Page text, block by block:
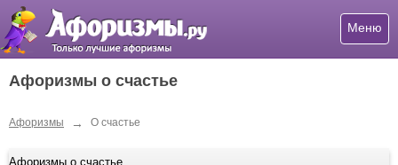
Меню
Афоризмы о счастье
Афоризмы → О счастье
Афоризмы о счастье